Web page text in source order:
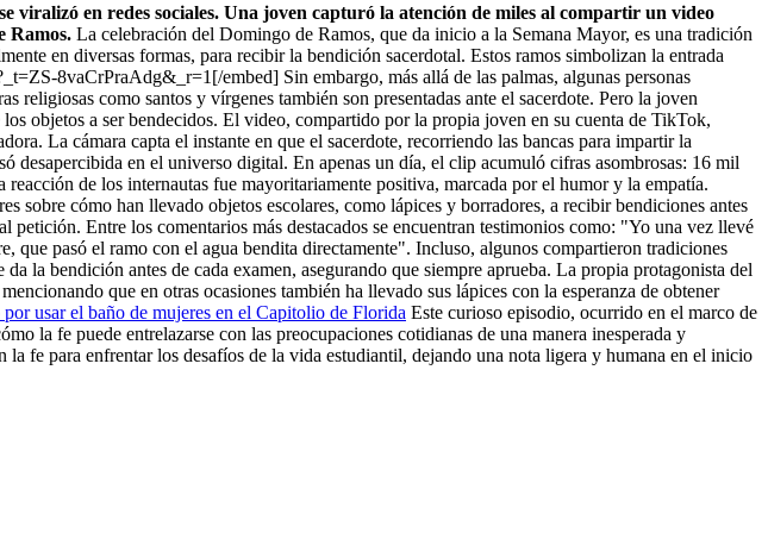
viralizó en redes sociales. Una joven capturó la atención de miles al compartir un video
Ramos. La celebración del Domingo de Ramos, que da inicio a la Semana Mayor, es una tradición
en diversas formas, para recibir la bendición sacerdotal. Estos ramos simbolizan la entrada
8vaCrPraAdg&_r=1[/embed] Sin embargo, más allá de las palmas, algunas personas
como santos y vírgenes también son presentadas ante el sacerdote. Pero la joven
objetos a ser bendecidos. El video, compartido por la propia joven en su cuenta de TikTok,
La cámara capta el instante en que el sacerdote, recorriendo las bancas para impartir la
desapercibida en el universo digital. En apenas un día, el clip acumuló cifras asombrosas: 16 mil
de los internautas fue mayoritariamente positiva, marcada por el humor y la empatía.
sobre cómo han llevado objetos escolares, como lápices y borradores, a recibir bendiciones antes
Entre los comentarios más destacados se encuentran testimonios como: "Yo una vez llevé
pasó el ramo con el agua bendita directamente". Incluso, algunos compartieron tradiciones
la bendición antes de cada examen, asegurando que siempre aprueba. La propia protagonista del
que en otras ocasiones también ha llevado sus lápices con la esperanza de obtener
usar el baño de mujeres en el Capitolio de Florida Este curioso episodio, ocurrido en el marco de
la fe puede entrelazarse con las preocupaciones cotidianas de una manera inesperada y
fe para enfrentar los desafíos de la vida estudiantil, dejando una nota ligera y humana en el inicio